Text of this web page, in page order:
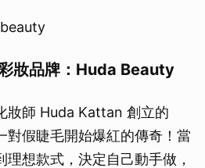
妝品牌：Huda Beauty
妝師 Huda Kattan 創立的
對假睫毛開始爆紅的傳奇！當
想款式，決定自己動手做，